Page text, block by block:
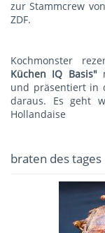
zur Stammcrew
ZDF.
Kochmonster
Küchen IQ Basis"
und präsentiert in
daraus. Es geht
Hollandaise
braten des tages